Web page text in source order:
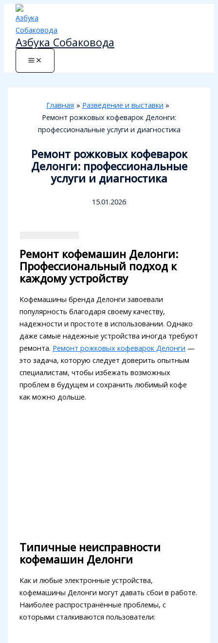
Перейти
содержимому
Азбука Собаковода
Главная
Разведение и выставки
Ремонт рожковых кофеварок Делонги:
профессиональные услуги и диагностика
Ремонт рожковых кофеварок
Делонги: профессиональные
услуги и диагностика
15.01.2026
Ремонт кофемашин Делонги:
Профессиональный подход к
каждому устройству
Кофемашины бренда Делонги завоевали
популярность благодаря своему качеству,
надежности и простоте в использовании. Однако
даже самые надежные устройства иногда требуют
ремонта. Ремонт рожковых кофеварок Делонги —
это задача, которую следует доверить опытным
специалистам, чтобы избежать возможных
проблем в будущем и сохранить любимый кофе
как можно дольше.
Типичные неисправности
кофемашин Делонги
Как и любые электронные устройства,
кофемашины Делонги могут давать сбои в работе.
Наиболее распространённые проблемы, с
которыми сталкиваются пользователи: